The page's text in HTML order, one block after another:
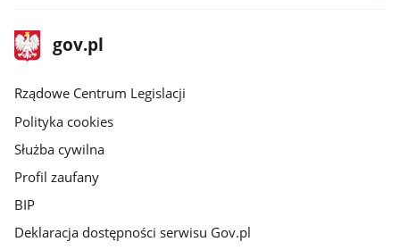
stopka
gov.plStrona
gov.pl
Rządowe Centrum Legislacji
Polityka cookies
Służba cywilna
Profil zaufany
BIP
Deklaracja dostępności serwisu Gov.pl